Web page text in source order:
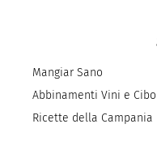
Mangiar Sano
Abbinamenti Vini e Cibo
Ricette della Campania